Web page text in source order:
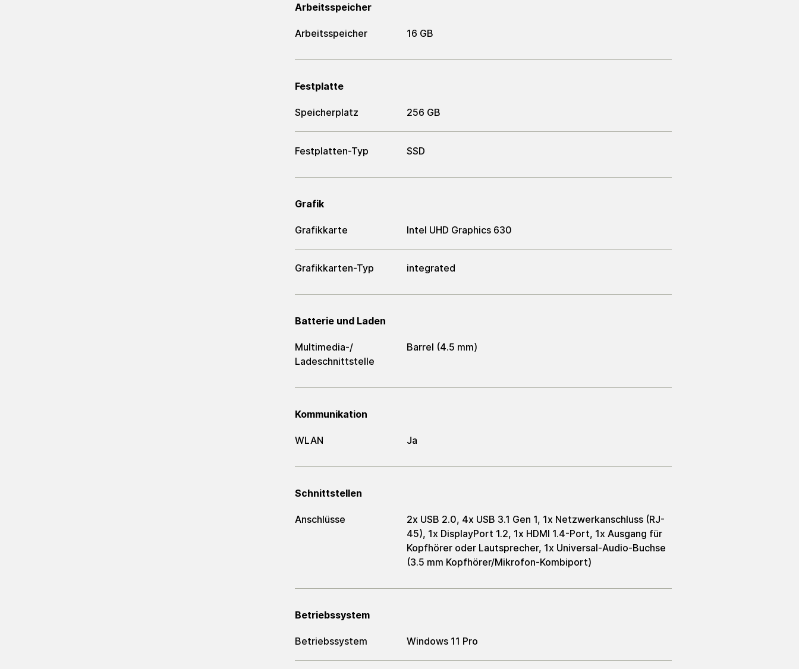
Arbeitsspeicher
Arbeitsspeicher 16 GB
Festplatte
Speicherplatz 256 GB
Festplatten-Typ SSD
Grafik
Grafikkarte Intel UHD Graphics 630
Grafikkarten-Typ integrated
Batterie und Laden
Multimedia-/​
Ladeschnittstelle
Barrel (4.5 mm)
Kommunikation
WLAN Ja
Schnittstellen
Anschlüsse
2x USB 2.0, 4x USB 3.1 Gen 1, 1x Netzwerkanschluss (RJ-
45), 1x DisplayPort 1.2, 1x HDMI 1.4-Port, 1x Ausgang für
Kopfhörer oder Lautsprecher, 1x Universal-Audio-Buchse
(3.5 mm Kopfhörer/Mikrofon-Kombiport)
Betriebssystem
Betriebssystem Windows 11 Pro